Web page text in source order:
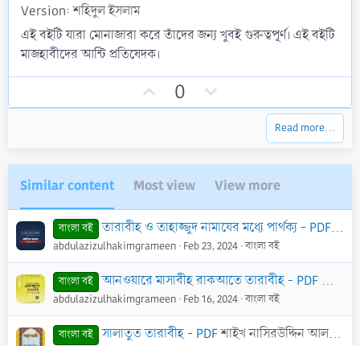
t v
o
0
s
r
s
Version: শহিদুল ইসলাম
এই বইটি যারা মোনাজারা করে তাঁদের জন্য খুবই গুরুত্বপূর্ণ। এই বইটি
মাজহাবীদের আন্টি প্রতিষেদক।
p
t
e
0
o
v
o
t
e
Read more…
Similar content Most view View more
বাংলা বই তারাবীহ ও তাহাজ্জুদ নামাযের মধ্যে পার্থক্য - PDF
abdulazizulhakimgrameen Feb 23, 2024 বাংলা বই
বাংলা বই আনওয়ারে মাসাবীহ রাকআতে তারাবীহ - PDF
abdulazizulhakimgrameen Feb 16, 2024 বাংলা বই
বাংলা বই সালাতুত তারাবীহ - PDFশাইখ নাসিরউদ্দিন আলবানী (রাহি.)